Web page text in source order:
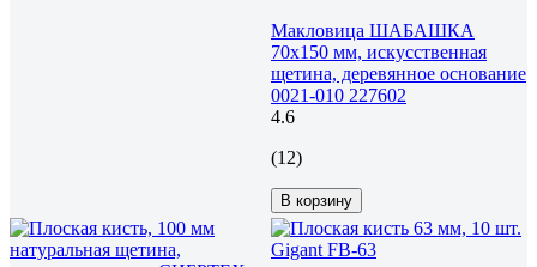
Макловица ШАБАШКА
70x150 мм, искусственная
щетина, деревянное основание
0021-010 227602
4.6
(12)
В корзину